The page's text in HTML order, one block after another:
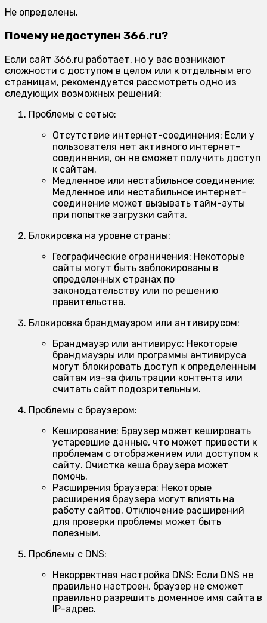
Не определены.
Почему недоступен 366.ru?
Если сайт 366.ru работает, но у вас возникают
сложности с доступом в целом или к отдельным его
страницам, рекомендуется рассмотреть одно из
следующих возможных решений:
Проблемы с сетью:
Отсутствие интернет-соединения: Если у
пользователя нет активного интернет-
соединения, он не сможет получить доступ
к сайтам.
Медленное или нестабильное соединение:
Медленное или нестабильное интернет-
соединение может вызывать тайм-ауты
при попытке загрузки сайта.
Блокировка на уровне страны:
Географические ограничения: Некоторые
сайты могут быть заблокированы в
определенных странах по
законодательству или по решению
правительства.
Блокировка брандмауэром или антивирусом:
Брандмауэр или антивирус: Некоторые
брандмауэры или программы антивируса
могут блокировать доступ к определенным
сайтам из-за фильтрации контента или
считать сайт подозрительным.
Проблемы с браузером:
Кеширование: Браузер может кешировать
устаревшие данные, что может привести к
проблемам с отображением или доступом к
сайту. Очистка кеша браузера может
помочь.
Расширения браузера: Некоторые
расширения браузера могут влиять на
работу сайтов. Отключение расширений
для проверки проблемы может быть
полезным.
Проблемы с DNS:
Некорректная настройка DNS: Если DNS не
правильно настроен, браузер не сможет
правильно разрешить доменное имя сайта в
IP-адрес.